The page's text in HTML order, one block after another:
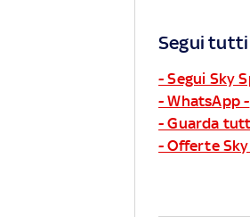
Segui tutti
- Segui Sky
- WhatsApp -
- Guarda
- Offerte